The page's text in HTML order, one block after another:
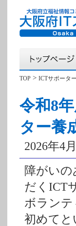
TOP > ICTサポータ
令和8
ター養
2026年4
障がい
だくICT
ボラン
初めてと